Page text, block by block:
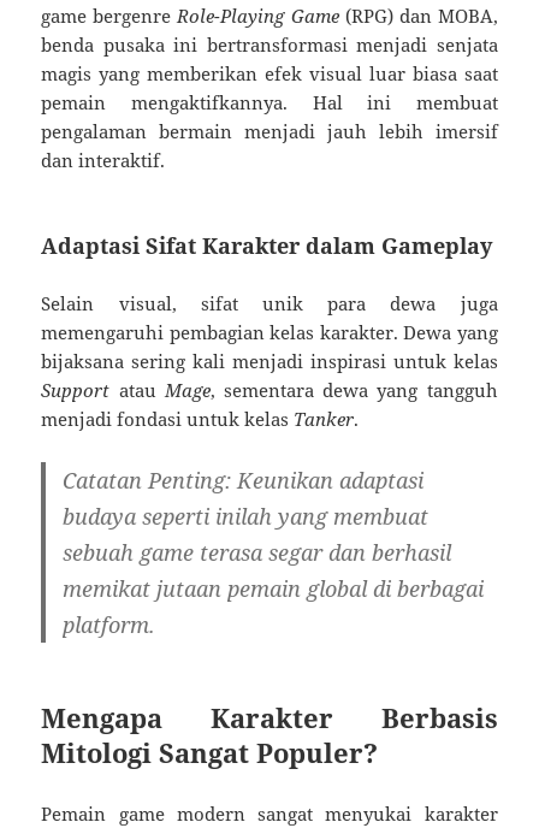
game bergenre Role-Playing Game(RPG) dan MOBA,
benda pusaka ini bertransformasi menjadi senjata
magis yang memberikan efek visual luar biasa saat
pemain mengaktifkannya. Hal ini membuat
pengalaman bermain menjadi jauh lebih imersif
dan interaktif.
Adaptasi Sifat Karakter dalam Gameplay
Selain visual, sifat unik para dewa juga
memengaruhi pembagian kelas karakter. Dewa yang
bijaksana sering kali menjadi inspirasi untuk kelas
Support atau Mage, sementara dewa yang tangguh
menjadi fondasi untuk kelas Tanker.
Catatan Penting:Keunikan adaptasi
budaya seperti inilah yang membuat
sebuah game terasa segar dan berhasil
memikat jutaan pemain global di berbagai
platform.
Mengapa Karakter Berbasis
Mitologi Sangat Populer?
Pemain game modern sangat menyukai karakter